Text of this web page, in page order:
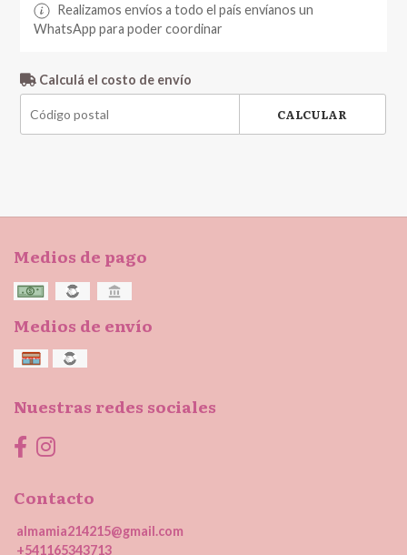
Realizamos envíos a todo el país envíanos un
WhatsApp para poder coordinar
Calculá el costo de envío
CALCULAR
Medios de pago
Medios de envío
Nuestras redes sociales
Contacto
almamia214215@gmail.com
+541165343713